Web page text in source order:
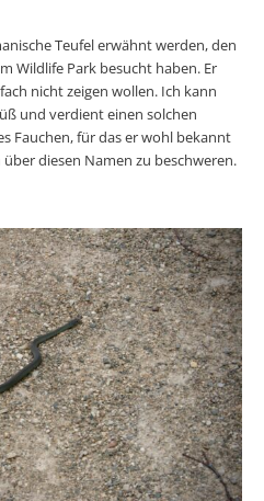
Teufel erwähnt werden, den
Wildlife Park besucht haben. Er
nicht zeigen wollen. Ich kann
und verdient einen solchen
Fauchen, für das er wohl bekannt
diesen Namen zu beschweren.